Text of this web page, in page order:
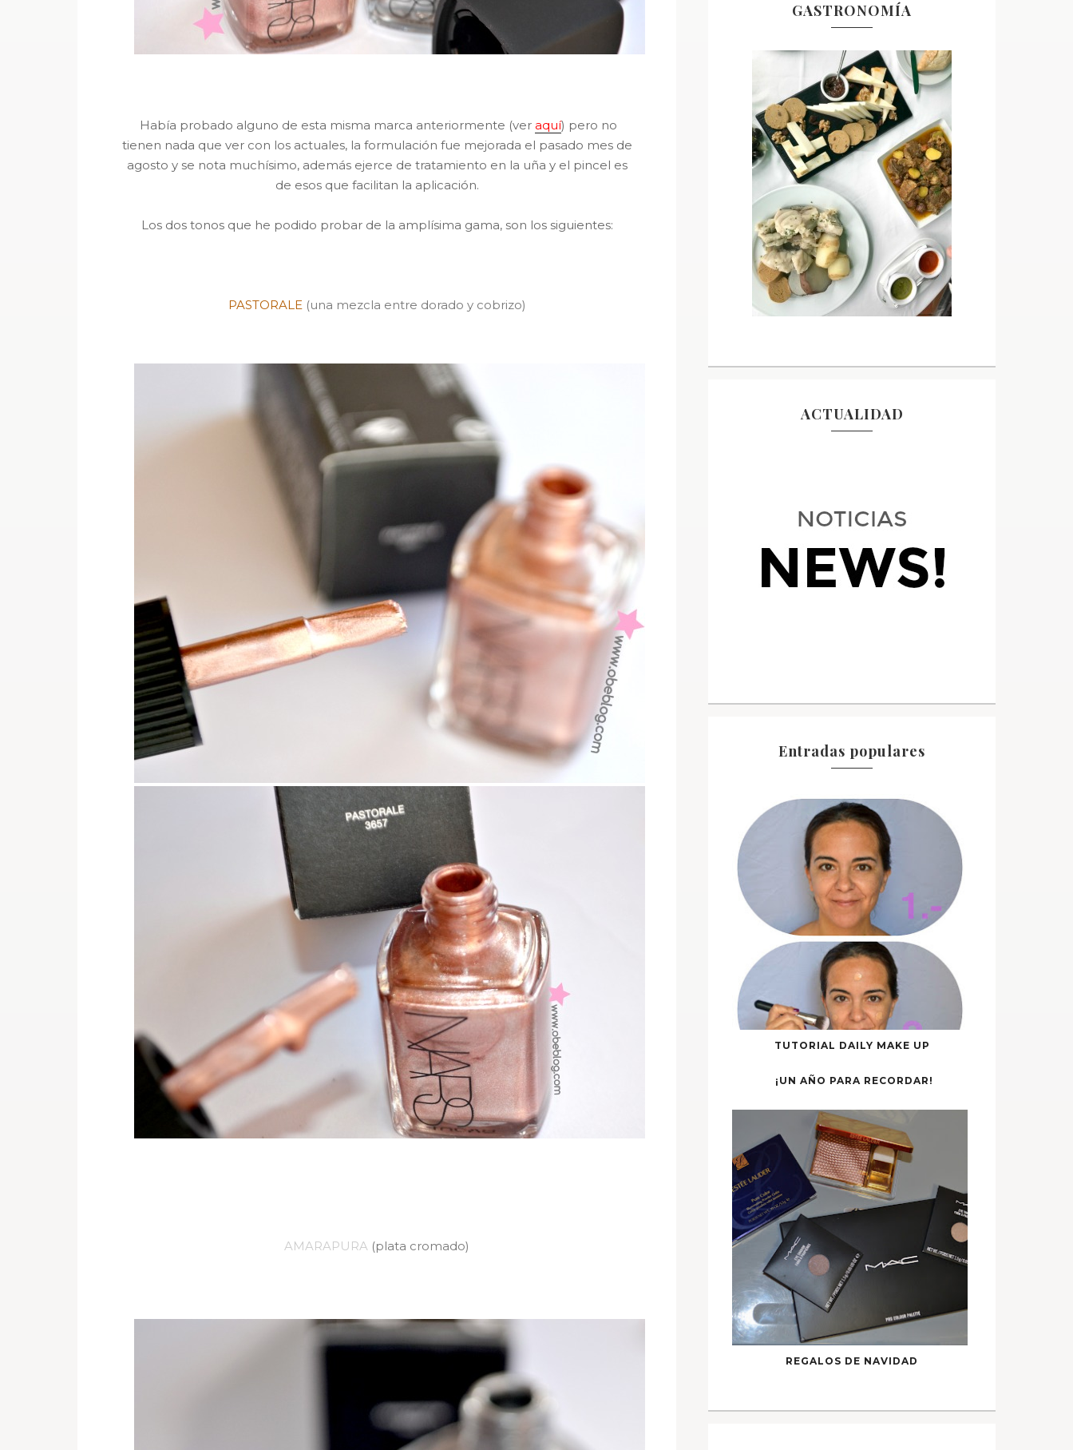
Había probado alguno de esta misma marca anteriormente (ver aquí) pero no
tienen nada que ver con los actuales, la formulación fue mejorada el pasado mes de
agosto y se nota muchísimo, además ejerce de tratamiento en la uña y el pincel es
de esos que facilitan la aplicación.
Los dos tonos que he podido probar de la amplísima gama, son los siguientes:
PASTORALE(una mezcla entre dorado y cobrizo)
AMARAPURA (plata cromado)
GASTRONOMÍA
ACTUALIDAD
Entradas populares
TUTORIAL DAILY MAKE UP
¡UN AÑO PARA RECORDAR!
REGALOS DE NAVIDAD